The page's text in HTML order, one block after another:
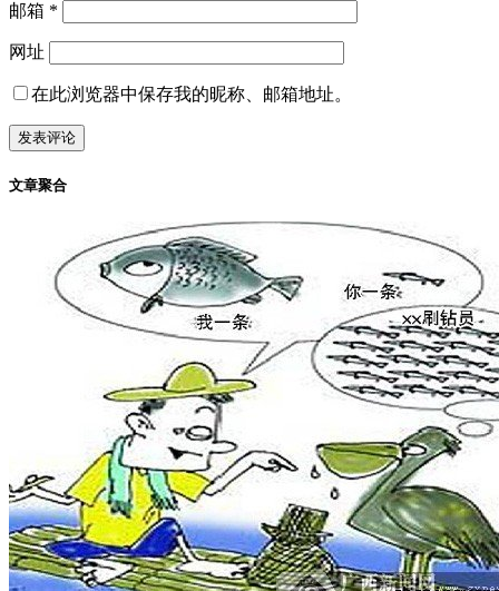
邮箱 *
网址
在此浏览器中保存我的昵称、邮箱地址。
文章聚合